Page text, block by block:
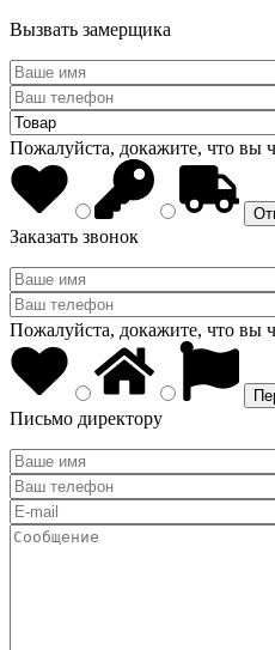
Вызвать замерщика
Пожалуйста, докажите, что вы
Заказать звонок
Пожалуйста, докажите, что вы
Письмо директору